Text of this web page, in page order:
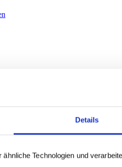
Details
Technologien und